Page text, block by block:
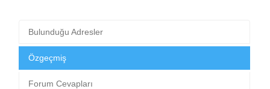
Bulunduğu Adresler
Özgeçmiş
Forum Cevapları